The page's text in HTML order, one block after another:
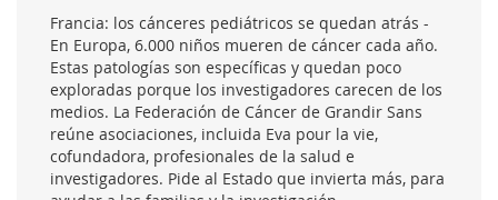
Francia: los cánceres pediátricos se quedan atrás -
En Europa, 6.000 niños mueren de cáncer cada año.
Estas patologías son específicas y quedan poco
exploradas porque los investigadores carecen de los
medios. La Federación de Cáncer de Grandir Sans
reúne asociaciones, incluida Eva pour la vie,
cofundadora, profesionales de la salud e
investigadores. Pide al Estado que invierta más, para